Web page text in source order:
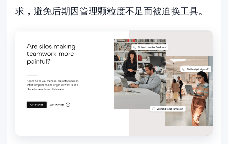
求，避免后期因管理颗粒度不足而被迫换工具。